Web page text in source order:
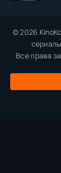
© 2026
Все права